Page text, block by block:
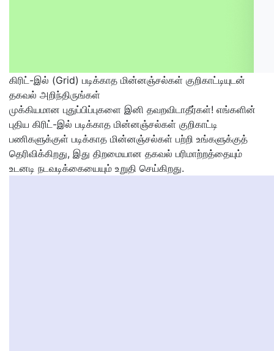
கிரிட்-இல் (Grid) படிக்காத மின்னஞ்சல்கள் குறிகாட்டியுடன்
தகவல் அறிந்திருங்கள்
முக்கியமான புதுப்பிப்புகளை இனி தவறவிடாதீர்கள்! எங்களின்
புதிய கிரிட்-இல் படிக்காத மின்னஞ்சல்கள் குறிகாட்டி
பணிகளுக்குள் படிக்காத மின்னஞ்சல்கள் பற்றி உங்களுக்குத்
தெரிவிக்கிறது, இது திறமையான தகவல் பரிமாற்றத்தையும்
உடனடி நடவடிக்கையையும் உறுதி செய்கிறது.